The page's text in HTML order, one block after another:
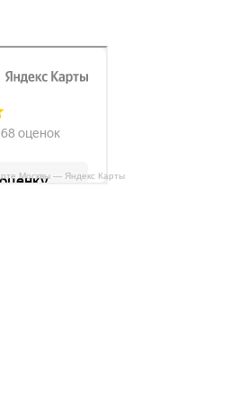
Москвы — Яндекс Карты